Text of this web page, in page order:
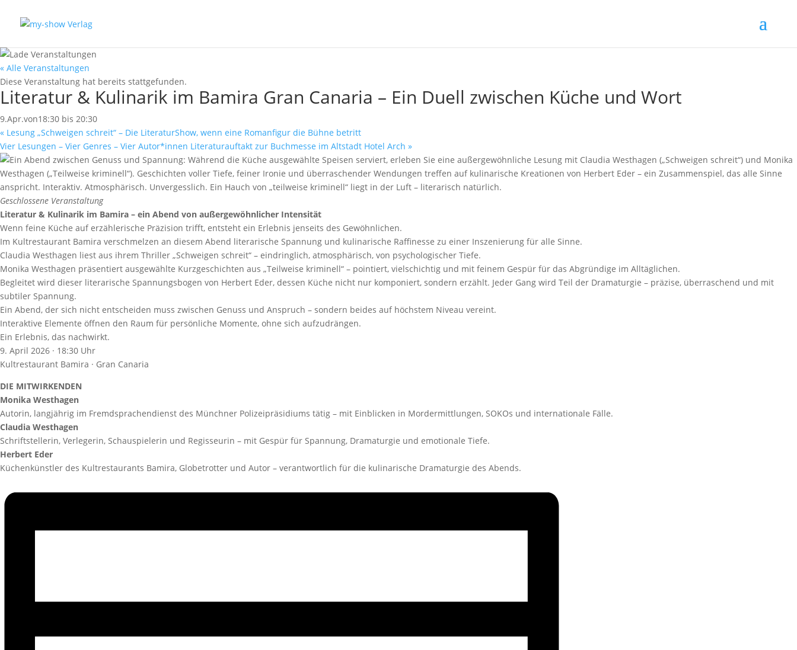
« Alle Veranstaltungen
Diese Veranstaltung hat bereits stattgefunden.
Literatur & Kulinarik im Bamira Gran Canaria – Ein Duell zwischen Küche und Wort
9.Apr.von18:30 bis 20:30
« Lesung „Schweigen schreit“ – Die LiteraturShow, wenn eine Romanfigur die Bühne betritt
Vier Lesungen – Vier Genres – Vier Autor*innen Literaturauftakt zur Buchmesse im Altstadt Hotel Arch »
Geschlossene Veranstaltung
Literatur & Kulinarik im Bamira – ein Abend von außergewöhnlicher Intensität
Wenn feine Küche auf erzählerische Präzision trifft, entsteht ein Erlebnis jenseits des Gewöhnlichen.
Im Kultrestaurant Bamira verschmelzen an diesem Abend literarische Spannung und kulinarische Raffinesse zu einer Inszenierung für alle Sinne.
Claudia Westhagen liest aus ihrem Thriller „Schweigen schreit“ – eindringlich, atmosphärisch, von psychologischer Tiefe.
Monika Westhagen präsentiert ausgewählte Kurzgeschichten aus „Teilweise kriminell“ – pointiert, vielschichtig und mit feinem Gespür für das Abgründige im Alltäglichen.
Begleitet wird dieser literarische Spannungsbogen von Herbert Eder, dessen Küche nicht nur komponiert, sondern erzählt. Jeder Gang wird Teil der Dramaturgie – präzise, überraschend und mit
subtiler Spannung.
Ein Abend, der sich nicht entscheiden muss zwischen Genuss und Anspruch – sondern beides auf höchstem Niveau vereint.
Interaktive Elemente öffnen den Raum für persönliche Momente, ohne sich aufzudrängen.
Ein Erlebnis, das nachwirkt.
9. April 2026 · 18:30 Uhr
Kultrestaurant Bamira · Gran Canaria
DIE MITWIRKENDEN
Monika Westhagen
Autorin, langjährig im Fremdsprachendienst des Münchner Polizeipräsidiums tätig – mit Einblicken in Mordermittlungen, SOKOs und internationale Fälle.
Claudia Westhagen
Schriftstellerin, Verlegerin, Schauspielerin und Regisseurin – mit Gespür für Spannung, Dramaturgie und emotionale Tiefe.
Herbert Eder
Küchenkünstler des Kultrestaurants Bamira, Globetrotter und Autor – verantwortlich für die kulinarische Dramaturgie des Abends.